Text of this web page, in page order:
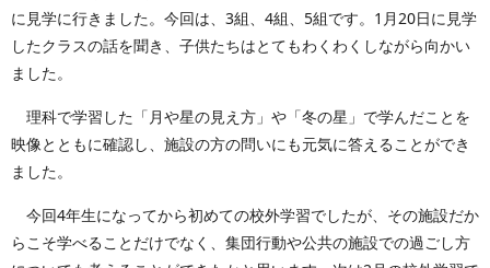
に見学に行きました。今回は、3組、4組、5組です。1月20日に見学
したクラスの話を聞き、子供たちはとてもわくわくしながら向かい
ました。
理科で学習した「月や星の見え方」や「冬の星」で学んだことを
映像とともに確認し、施設の方の問いにも元気に答えることができ
ました。
今回4年生になってから初めての校外学習でしたが、その施設だか
らこそ学べることだけでなく、集団行動や公共の施設での過ごし方